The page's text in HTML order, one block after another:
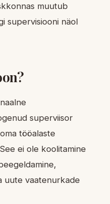
muutub
supervisiooni näol
superviisor
tööalaste
ei ole koolitamine
uute vaatenurkade